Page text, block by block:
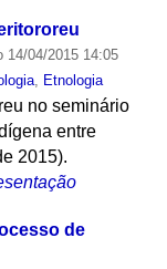
14/04/2015 14:05
, Etnologia
no seminário
entre
2015).
de